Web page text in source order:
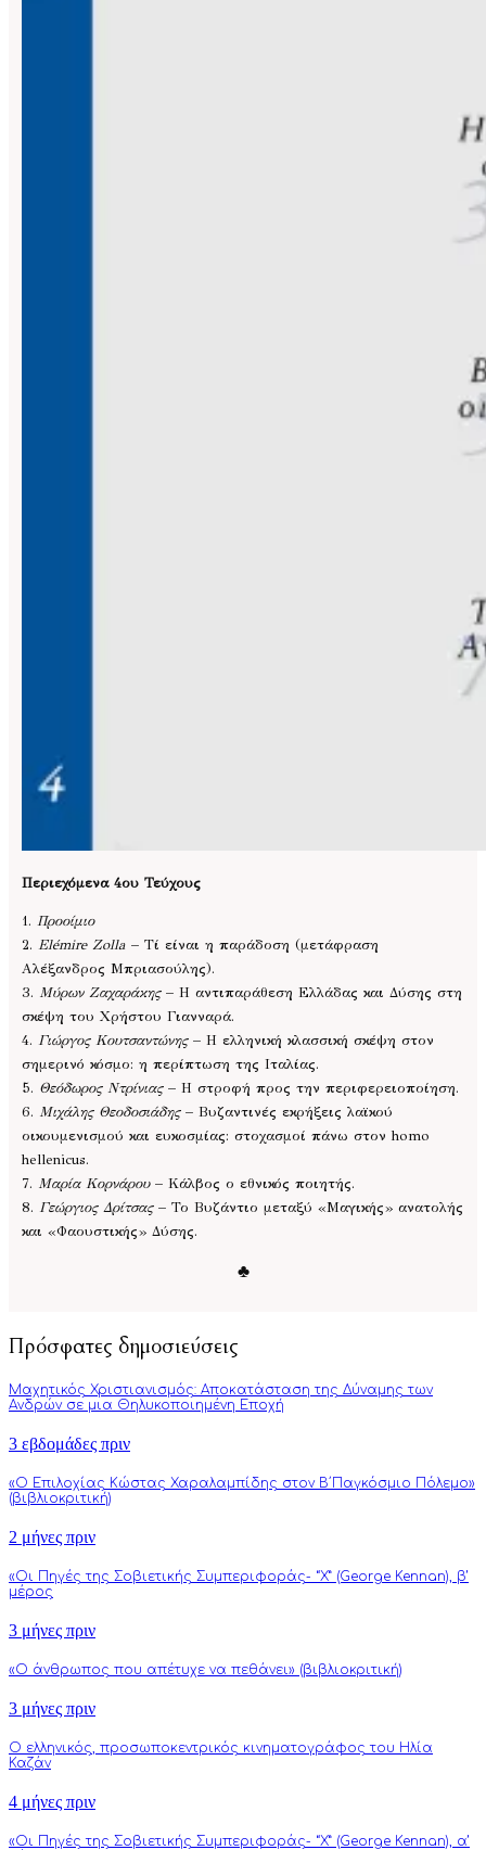
Περιεχόμενα 4ου Τεύχους
1. Προοίμιο
2. Elémire Zolla – Τί είναι η παράδοση (μετάφραση
Αλέξανδρος Μπριασούλης).
3. Μύρων Ζαχαράκης– Η αντιπαράθεση Ελλάδας και Δύσης στη
σκέψη του Χρήστου Γιανναρά.
4. Γιώργος Κουτσαντώνης– Η ελληνική κλασσική σκέψη στον
σημερινό κόσμο: η περίπτωση της Ιταλίας.
5. Θεόδωρος Ντρίνιας– Η στροφή προς την περιφερειοποίηση.
6. Μιχάλης Θεοδοσιάδης– Βυζαντινές εκρήξεις λαϊκού
οικουμενισμού και ευκοσμίας: στοχασμοί πάνω στον homo
hellenicus.
7. Μαρία Κορνάρου– Κάλβος ο εθνικός ποιητής.
8. Γεώργιος Δρίτσας– Το Βυζάντιο μεταξύ «Μαγικής» ανατολής
και «Φαουστικής» Δύσης.
♣
Πρόσφατες δημοσιεύσεις
Μαχητικός Χριστιανισμός: Αποκατάσταση της Δύναμης των
Ανδρών σε μια Θηλυκοποιημένη Εποχή
3 εβδομάδες πριν
«Ο Επιλοχίας Κώστας Χαραλαμπίδης στον Β΄Παγκόσμιο Πόλεμο»
(βιβλιοκριτική)
2 μήνες πριν
«Οι Πηγές της Σοβιετικής Συμπεριφοράς- “Χ” (George Kennan), β’
μέρος
3 μήνες πριν
«Ο άνθρωπος που απέτυχε να πεθάνει» (βιβλιοκριτική)
3 μήνες πριν
Ο ελληνικός, προσωποκεντρικός κινηματογράφος του Ηλία
Καζάν
4 μήνες πριν
«Οι Πηγές της Σοβιετικής Συμπεριφοράς- “Χ” (George Kennan), α’